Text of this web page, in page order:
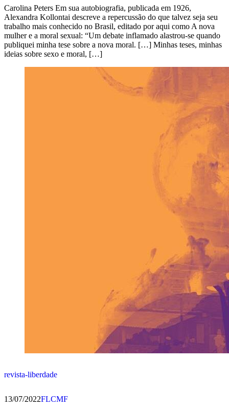
Carolina Peters Em sua autobiografia, publicada em 1926,
Alexandra Kollontai descreve a repercussão do que talvez seja seu
trabalho mais conhecido no Brasil, editado por aqui como A nova
mulher e a moral sexual: “Um debate inflamado alastrou-se quando
publiquei minha tese sobre a nova moral. […] Minhas teses, minhas
ideias sobre sexo e moral, […]
revista-liberdade
13/07/2022FLCMF